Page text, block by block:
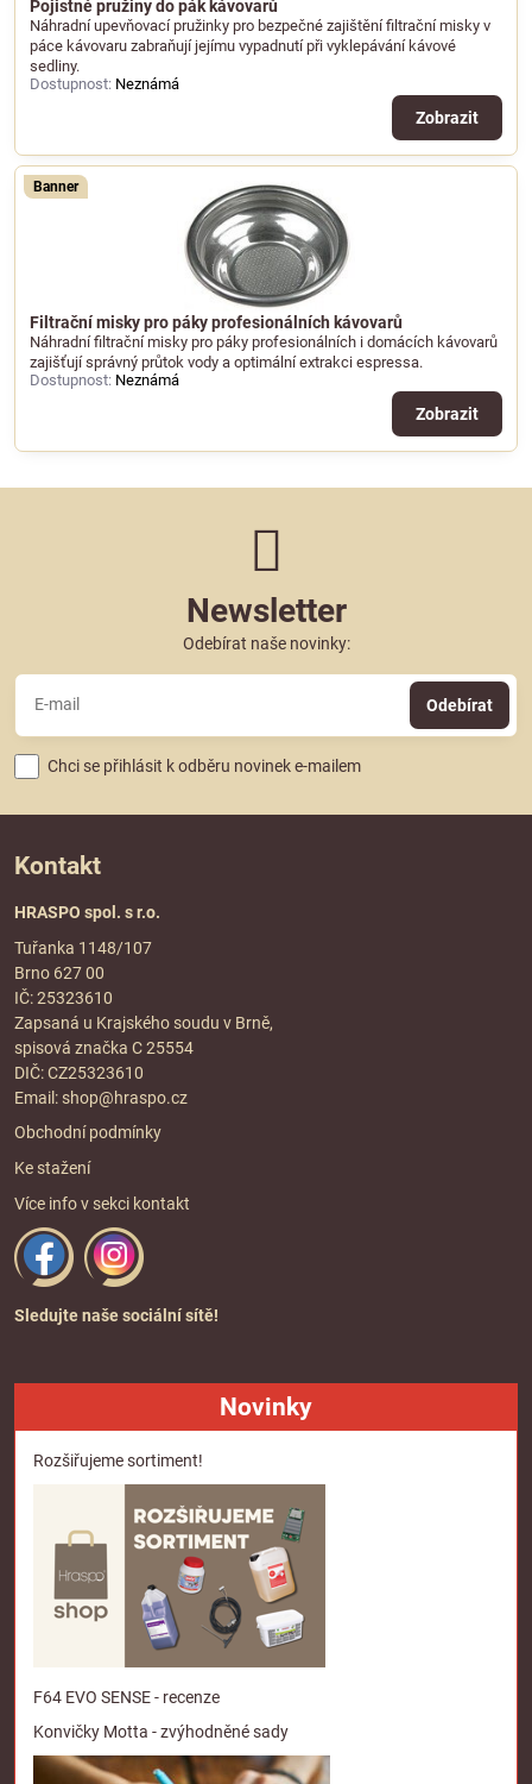
Pojistné pružiny do pák kávovarů
Náhradní upevňovací pružinky pro bezpečné zajištění filtrační misky v
páce kávovaru zabraňují jejímu vypadnutí při vyklepávání kávové
sedliny.
Dostupnost: Neznámá
Zobrazit
Filtrační misky pro páky profesionálních kávovarů
Banner
Náhradní filtrační misky pro páky profesionálních i domácích kávovarů
zajišťují správný průtok vody a optimální extrakci espressa.
Dostupnost: Neznámá
Zobrazit
Newsletter
Odebírat naše novinky:
Odebírat
Chci se přihlásit k odběru novinek e-mailem
Kontakt
HRASPO spol. s r.o.
Tuřanka 1148/107
Brno 627 00
IČ: 25323610
Zapsaná u Krajského soudu v Brně,
spisová značka C 25554
DIČ: CZ25323610
Email: shop@hraspo.cz
Obchodní podmínky
Ke stažení
Více info v sekci kontakt
Sledujte naše sociální sítě!
Novinky
Rozšiřujeme sortiment!
F64 EVO SENSE - recenze
Konvičky Motta - zvýhodněné sady